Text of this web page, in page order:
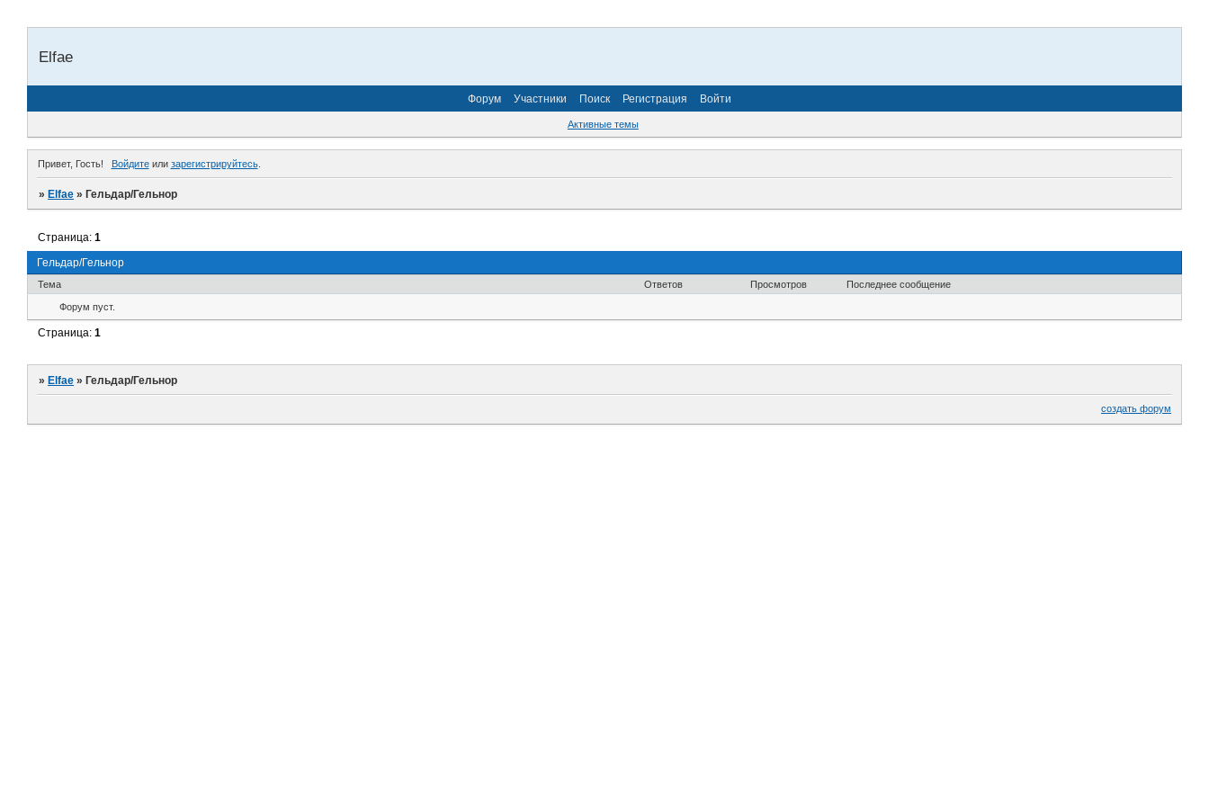
Elfae
Форум Участники Поиск Регистрация Войти
Активные темы
Привет, Гость! Войдитеили зарегистрируйтесь.
»Elfae »Гельдар/Гельнор
Гельдар/Гельнор
Страница:1
Тема Ответов Просмотров Последнее сообщение
Форум пуст.
Страница:1
»Elfae »Гельдар/Гельнор
создать форум